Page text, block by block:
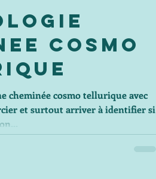
Cosmo
cheminée cosmo tellurique avec
et surtout arriver à identifier si